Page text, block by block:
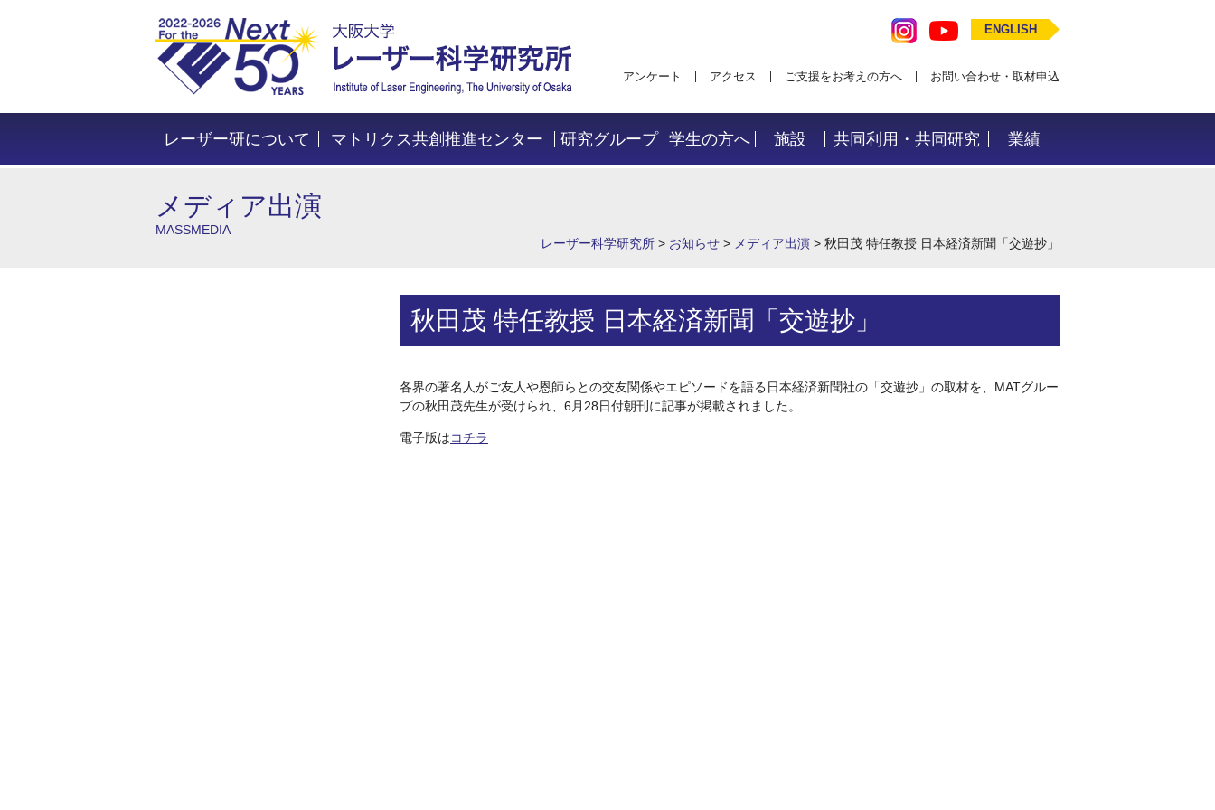
ENGLISH
アンケート アクセス ご支援をお考えの方へ お問い合わせ・取材申込
レーザー研について マトリクス共創推進センター 研究グループ 学生の方へ 施設 共同利用・共同研究 業績
メディア出演
MASSMEDIA
レーザー科学研究所 > お知らせ > メディア出演 > 秋田茂 特任教授 日本経済新聞「交遊抄」
秋田茂 特任教授 日本経済新聞「交遊抄」
各界の著名人がご友人や恩師らとの交友関係やエピソードを語る日本経済新聞社の「交遊抄」の取材を、MATグルー
プの秋田茂先生が受けられ、6月28日付朝刊に記事が掲載されました。
電子版はコチラ